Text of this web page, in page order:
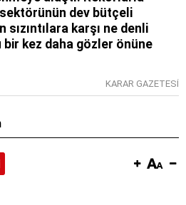
dev bütçeli
karşı ne denli
bir kez daha gözler önüne
KARAR GAZETESİ